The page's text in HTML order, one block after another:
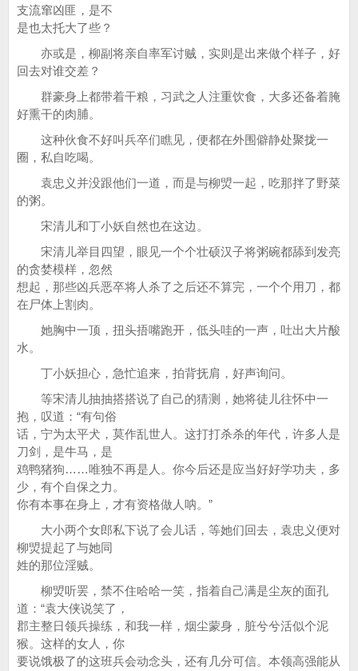
支流窜凶匪，是不
是也太托大了些？
亦或是，柳副将亲自率军讨贼，实则是出来做个样子，好
回去对谁交差？
群豪身上都带着干粮，习武之人注重饮食，大多还备着腌
好熏干的肉脯。
这种伙食不好叫兵卒们瞧见，便都在外围僻静处聚拢一
圈，私自吃喝。
袁忠义并没跟他们一道，而是与柳焽一起，吃那拌了野菜
的粥。
宋清儿和丁小妖自然也在这边。
宋清儿举目四望，眼见一个个壮硕汉子将粥碗都舔到发亮
的贪婪模样，忽然
想起，那些凶兵恶卒将人杀了之后还不算完，一个个用刀，都
在尸体上割肉。
她胸中一顶，扭头捂嘴跑开，低头哇的一声，吐出大片酸
水。
丁小妖担心，急忙追来，拍背抚肩，好声询问。
等宋清儿抽抽搭搭说了自己的猜测，她将徒儿往怀中一
抱，叹道：“有句俗
话，宁为太平犬，莫作乱世人。这打打杀杀的年代，许多人是
刀剑，是牛马，是
鸡鸭猪狗……唯独不再是人。你今后还是应当好好学功夫，多
少，有个自保之力。
你有本事在身上，才有资格做人呐。”
大小两个女郎私下说了会儿话，等她们回去，袁忠义便对
柳焽提起了与她同
姓的那位淫贼。
柳焽听罢，禁不住哈哈一笑，指着自己满是尘灰的面孔
道：“袁大侠说笑了，
郡主整日领兵操练，和我一样，烟尘蒙身，脏兮兮活似个泥
猴。这样的女人，你
要说饿极了的这班兵会动念头，还有几分可信。本领高强能从